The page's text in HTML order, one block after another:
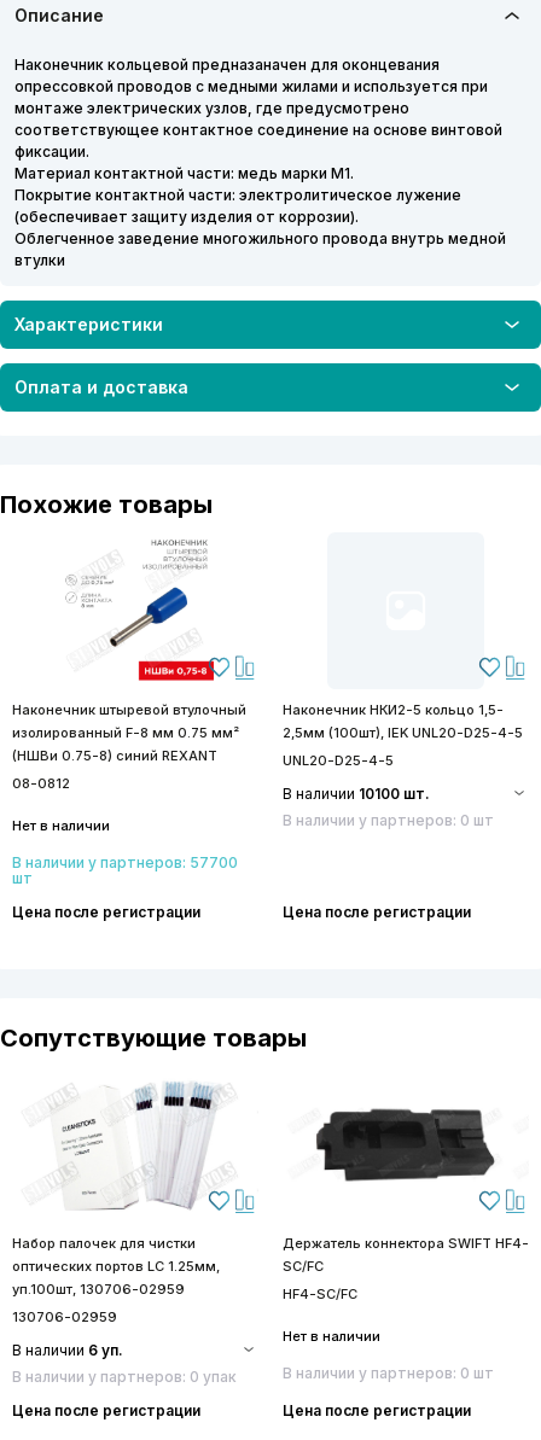
Описание
Наконечник кольцевой предназаначен для оконцевания
опрессовкой проводов с медными жилами и используется при
монтаже электрических узлов, где предусмотрено
соответствующее контактное соединение на основе винтовой
фиксации.
Материал контактной части: медь марки М1.
Покрытие контактной части: электролитическое лужение
(обеспечивает защиту изделия от коррозии).
Облегченное заведение многожильного провода внутрь медной
втулки
Характеристики
Оплата и доставка
Похожие товары
Наконечник штыревой втулочный
изолированный F-8 мм 0.75 мм²
(НШВи 0.75-8) синий REXANT
08-0812
Нет в наличии
В наличии у партнеров: 57700
шт
Цена после регистрации
Наконечник НКИ2-5 кольцо 1,5-
2,5мм (100шт), IEK UNL20-D25-4-5
UNL20-D25-4-5
В наличии 10100 шт.
В наличии у партнеров: 0 шт
Цена после регистрации
Сопутствующие товары
Набор палочек для чистки
оптических портов LC 1.25мм,
уп.100шт, 130706-02959
130706-02959
В наличии 6 уп.
В наличии у партнеров: 0 упак
Цена после регистрации
Держатель коннектора SWIFT HF4-
SC/FC
HF4-SC/FC
Нет в наличии
В наличии у партнеров: 0 шт
Цена после регистрации